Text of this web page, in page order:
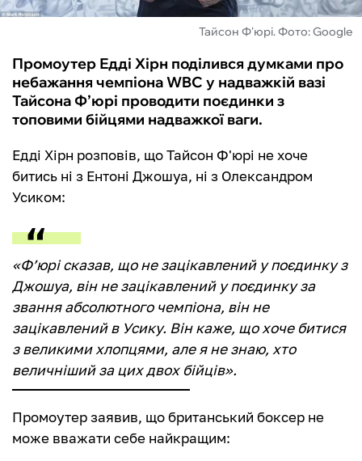
Тайсон Ф'юрі. Фото: Google
Промоутер Едді Хірн поділився думками про
небажання чемпіона WBC у надважкій вазі
Тайсона Ф’юрі проводити поєдинки з
топовими бійцями надважкої ваги.
Едді Хірн розповів, що Тайсон Ф'юрі не хоче
битись ні з Ентоні Джошуа, ні з Олександром
Усиком:
«Ф’юрі сказав, що не зацікавлений у поєдинку з
Джошуа, він не зацікавлений у поєдинку за
звання абсолютного чемпіона, він не
зацікавлений в Усику. Він каже, що хоче битися
з великими хлопцями, але я не знаю, хто
величніший за цих двох бійців».
Промоутер заявив, що британський боксер не
може вважати себе найкращим: